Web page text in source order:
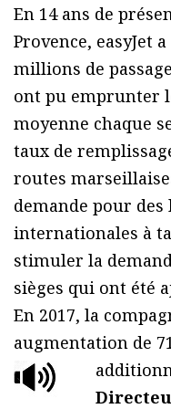
En 14 ans de
Provence, easyJet
millions de
ont pu emprunter
moyenne chaque
taux de
routes
demande pour
internationales à
stimuler la
sièges qui ont été
En 2017, la
augmentation de